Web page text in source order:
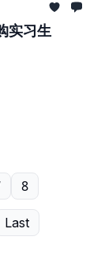
实习生
8
Last